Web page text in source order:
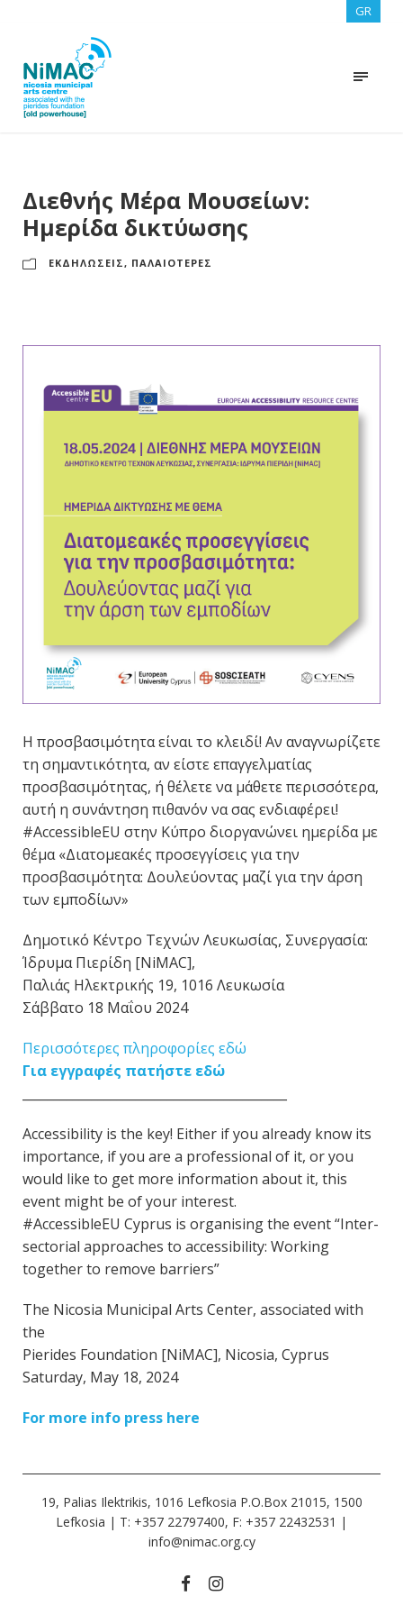
GR
Διεθνής Μέρα Μουσείων:
Ημερίδα δικτύωσης
ΕΚΔΗΛΩΣΕΙΣ, ΠΑΛΑΙΟΤΕΡΕΣ
Η προσβασιμότητα είναι το κλειδί! Αν αναγνωρίζετε
τη σημαντικότητα, αν είστε επαγγελματίας
προσβασιμότητας, ή θέλετε να μάθετε περισσότερα,
αυτή η συνάντηση πιθανόν να σας ενδιαφέρει!
#AccessibleEU στην Κύπρο διοργανώνει ημερίδα με
θέμα «Διατομεακές προσεγγίσεις για την
προσβασιμότητα: Δουλεύοντας μαζί για την άρση
των εμποδίων»
Δημοτικό Κέντρο Τεχνών Λευκωσίας, Συνεργασία:
Ίδρυμα Πιερίδη [NiMAC],
Παλιάς Ηλεκτρικής 19, 1016 Λευκωσία
Σάββατο 18 Μαΐου 2024
Περισσότερες πληροφορίες εδώ
Για εγγραφές πατήστε εδώ
Accessibility is the key! Either if you already know its
importance, if you are a professional of it, or you
would like to get more information about it, this
event might be of your interest.
#AccessibleEU Cyprus is organising the event “Inter-
sectorial approaches to accessibility: Working
together to remove barriers”
The Nicosia Municipal Arts Center, associated with
the
Pierides Foundation [NiMAC], Nicosia, Cyprus
Saturday, May 18, 2024
For more info press here
19, Palias Ilektrikis, 1016 Lefkosia P.O.Box 21015, 1500
Lefkosia | Τ: +357 22797400, F: +357 22432531 |
info@nimac.org.cy